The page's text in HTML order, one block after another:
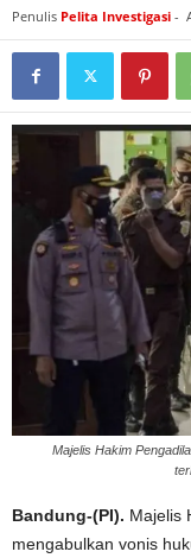
Penulis Pelita Investigasi -
Majelis Hakim
Bandung-(PI). Majelis
mengabulkan vonis